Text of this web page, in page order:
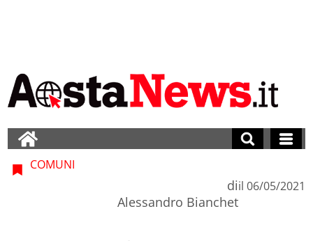
COMUNI
di
Alessandro Bianchet
il 06/05/2021